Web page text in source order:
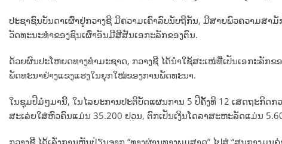
ປະຊາຊົນບັນດາເຜົ່າຢູ່ກວາງຊີ ມີຄວາມເຄົາລົບນັບຖືກັນ, ມີສາຍພົວຄວາມສາ
ວັດທະນະທຳຂອງຊົນເຜົ່າອັນມີສີສັນເອກະລັກຂອງຕົນ.
ດ້ວຍຜົນປະໂຫຍດທາງທໍາມະຊາດ, ກວາງຊີ ໄດ້ນໍາໃຊ້ສະເໜ່ທີ່ເປັນເອກະລັ
ພັດທະນາຢ່າງແຂງແຮງໃນຍຸກໃໝ່ຂອງການພັດທະນາ.
ໃນຊຸມປີມໍ່ໆມານີ້, ໃນໄລຍະການປະຕິບັດແຜນການ 5 ປີຄັ້ງທີ 12 ເສດຖະກິດກ
ສະເລ່ຍໃສ່ຫົວຄົນແມ່ນ 35.200 ຢວນ, ຕົກເປັນເງິນໂດລາສະຫະລັດແມ່ນ
ກວາງຊີ ໄດ້ເລັ່ງການຫັນປ່ຽນຈາກ “ທາງຜ່ານທາງພູມສາດ” ໄປສູ່ “ສູນກາງມູ